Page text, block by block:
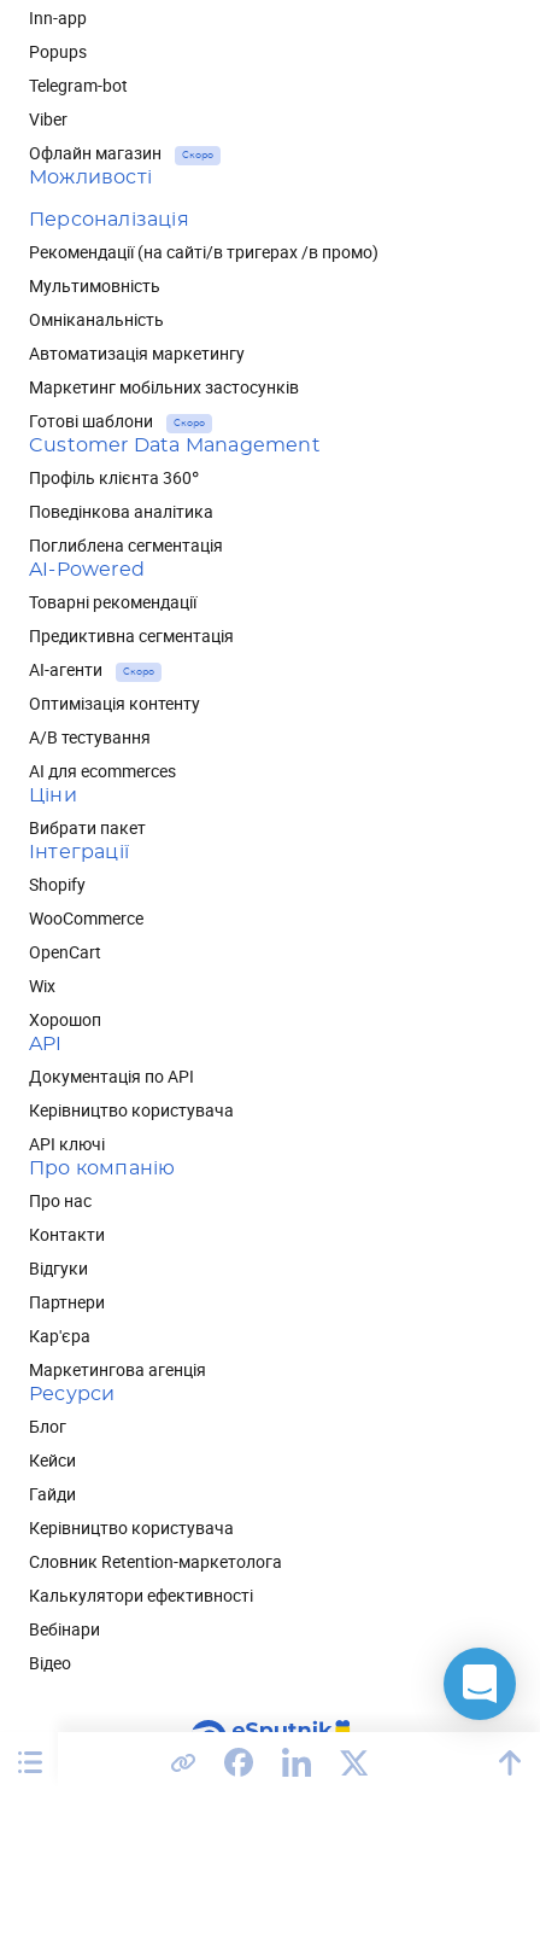
Inn-app
Popups
Telegram-bot
Viber
Офлайн магазин
Скоро
Можливості
Персоналізація
Рекомендації (на сайті/в тригерах /в промо)
Мультимовність
Омніканальність
Автоматизація маркетингу
Маркетинг мобільних застосунків
Готові шаблони
Скоро
Customer Data Management
Профіль клієнта 360°
Поведінкова аналітика
Поглиблена сегментація
AI-Powered
Товарні рекомендації
Предиктивна сегментація
AI-агенти
Скоро
Оптимізація контенту
А/В тестування
AI для ecommerces
Ціни
Вибрати пакет
Інтеграції
Shopify
WooCommerce
OpenCart
Wix
Хорошоп
API
Документація по API
Керівництво користувача
API ключі
Про компанію
Про нас
Контакти
Відгуки
Партнери
Кар'єра
Маркетингова агенція
Ресурси
Блог
Кейси
Гайди
Керівництво користувача
Словник Retention-маркетолога
Калькулятори ефективності
Вебінари
Відео